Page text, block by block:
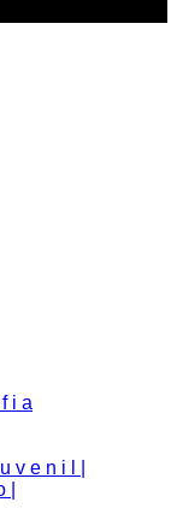
i a
v e n i l |